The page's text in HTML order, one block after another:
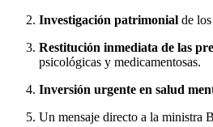
Investigación patrimonial de
Restitución inmediata de las
psicológicas y medicamentosas.
Inversión urgente en salud
Un mensaje directo a la ministra